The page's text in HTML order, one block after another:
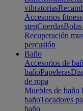
vibratorias
Accesorios fitness
stepCuerdas
Recuperación
percusión
Baño
Accesorios de
bañoPapeleras
de ropa
Muebles de baño
bañoTocadores
baño